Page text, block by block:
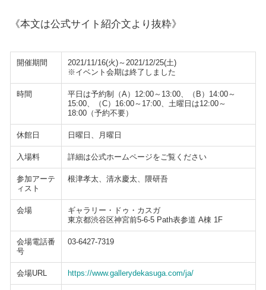
《本文は公式サイト紹介文より抜粋》
開催期間
2021/11/16(火)～2021/12/25(土)
※イベント会期は終了しました
時間
平日は予約制（A）12:00～13:00、（B）14:00～
15:00、（C）16:00～17:00、土曜日は12:00～
18:00（予約不要）
休館日 日曜日、月曜日
入場料 詳細は公式ホームページをご覧ください
参加アーテ
ィスト
根津孝太、清水慶太、隈研吾
会場
ギャラリー・ドゥ・カスガ
東京都渋谷区神宮前5-6-5 Path表参道 A棟 1F
会場電話番
号
03-6427-7319
会場URL https://www.gallerydekasuga.com/ja/